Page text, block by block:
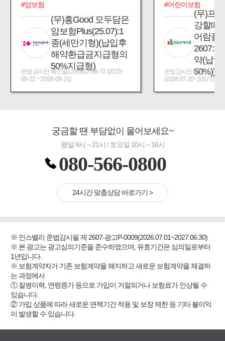
#암보험
(무)흥Good 모두담은
암보험Plus(25.07):1
종(세만기형)(납입후
해약환급금지급형의
50%지급형)
준법감시인 확인필L250922-09-72 (2025-
09-22 ~ 2026-09-21)
#어린이보험
(무)프
강할때
어람플
2607:
약(납입
50%))
준법감시인확인필_제
궁금할 땐 부담없이 물어보세요~
평일 9시 ~ 21시 / 토요일 10시 ~ 16시
080-566-0800
24시간 맞춤상담 바로가기 >
※ 인스밸리 준법감시필 제 2607-광고P-0009(2026.07.01~2027.06.30)
※ 본 광고는 광고심의기준을 준수하였으며, 유효기간은 심의일로부터
1년입니다.
※ 보험계약자가 기존 보험계약을 해지하고 새로운 보험계약을 체결하
는 과정에서
① 질병이력, 연령증가 등으로 가입이 거절되거나 보험료가 인상될 수
있습니다.
② 가입 상품에 따라 새로운 면책기간 적용 및 보장 제한 등 기타 불이익
이 발생할 수 있습니다.